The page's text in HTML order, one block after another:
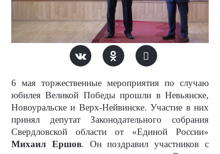
6 мая торжественные мероприятия по случаю
юбилея Великой Победы прошли в Невьянске,
Новоуральске и Верх-Нейвинске. Участие в них
принял депутат Законодательного собрания
Свердловской области от «Единой России»
Михаил Ершов. Он поздравил участников с